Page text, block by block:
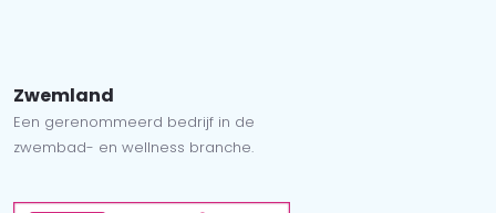
Zwemland
Een gerenommeerd bedrijf in de
zwembad- en wellness branche.